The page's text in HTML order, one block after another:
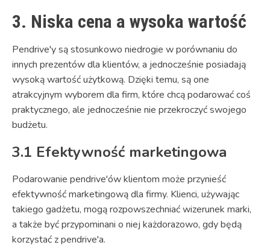
3. Niska cena a wysoka wartość
Pendrive'y są stosunkowo niedrogie w porównaniu do
innych prezentów dla klientów, a jednocześnie posiadają
wysoką wartość użytkową. Dzięki temu, są one
atrakcyjnym wyborem dla firm, które chcą podarować coś
praktycznego, ale jednocześnie nie przekroczyć swojego
budżetu.
3.1 Efektywność marketingowa
Podarowanie pendrive'ów klientom może przynieść
efektywność marketingową dla firmy. Klienci, używając
takiego gadżetu, mogą rozpowszechniać wizerunek marki,
a także być przypominani o niej każdorazowo, gdy będą
korzystać z pendrive'a.